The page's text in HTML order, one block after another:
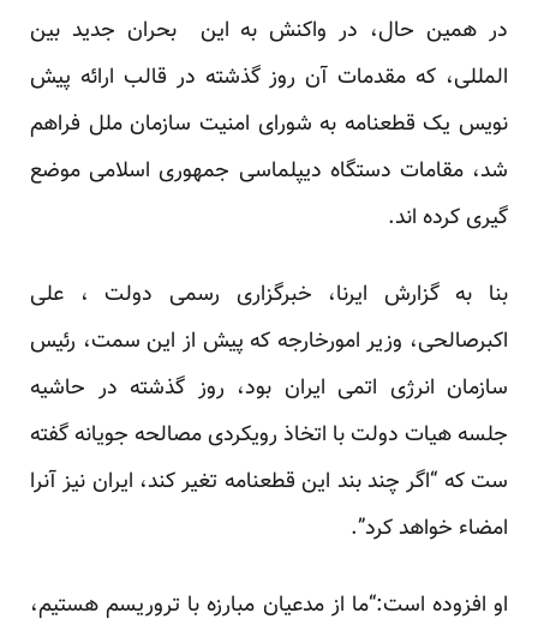
در همین حال، در واکنش به این بحران جدید بین
المللی، که مقدمات آن روز گذشته در قالب ارائه پیش
نویس یک قطعنامه به شورای امنیت سازمان ملل فراهم
شد، مقامات دستگاه دیپلماسی جمهوری اسلامی موضع
گیری کرده اند.
بنا به گزارش ایرنا، خبرگزاری رسمی دولت ، علی
اکبرصالحی، وزیر امورخارجه که پیش از این سمت، رئیس
سازمان انرژی اتمی ایران بود، روز گذشته در حاشیه
جلسه هیات دولت با اتخاذ رویکردی مصالحه جویانه گفته
ست که “اگر چند بند این قطعنامه تغیر کند، ایران نیز آنرا
امضاء خواهد کرد”.
او افزوده است:“ما از مدعیان مبارزه با تروریسم هستیم،